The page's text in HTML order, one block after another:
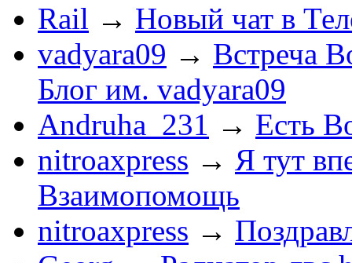
Rail → Новый чат в
vadyara09 → Встреча
Блог им. vadyara09
Andruha_231 → Есть
nitroaxpress → Я тут
Взаимопомощь
nitroaxpress →